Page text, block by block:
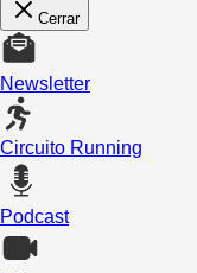
Cerrar
Newsletter
Circuito Running
Podcast